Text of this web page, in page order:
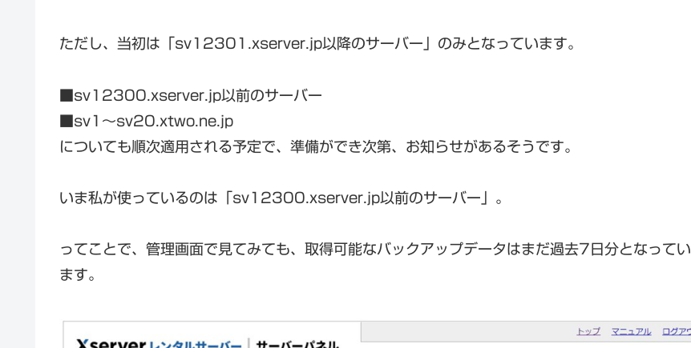
ただし、当初は「sv12301.xserver.jp以降のサーバー」のみとなっています。
■sv12300.xserver.jp以前のサーバー
■sv1～sv20.xtwo.ne.jp
についても順次適用される予定で、準備ができ次第、お知らせがあるそうです。
いま私が使っているのは「sv12300.xserver.jp以前のサーバー」。
ってことで、管理画面で見てみても、取得可能なバックアップデータはまだ過去7日分となってい
ます。